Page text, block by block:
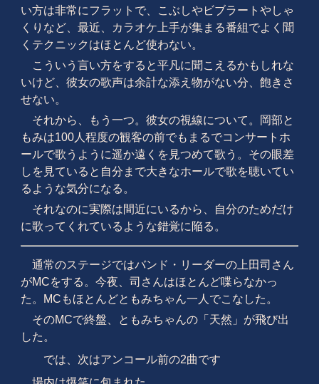
い方は非常にフラットで、こぶしやビブラートやしゃ
くりなど、最近、カラオケ上手が集まる番組でよく聞
くテクニックはほとんど使わない。
こういう言い方をすると平凡に聞こえるかもしれな
いけど、彼女の歌声は余計な添え物がない分、飽きさ
せない。
それから、もう一つ。彼女の視線について。岡部と
もみは100人程度の観客の前でもまるでコンサートホ
ールで歌うように遥か遠くを見つめて歌う。その眼差
しを見ていると自分まで大きなホールで歌を聴いてい
るような気分になる。
それなのに実際は間近にいるから、自分のためだけ
に歌ってくれているような錯覚に陥る。
通常のステージではバンド・リーダーの上田司さん
がMCをする。今夜、司さんはほとんど喋らなかっ
た。MCもほとんどともみちゃん一人でこなした。
そのMCで終盤、ともみちゃんの「天然」が飛び出
した。
では、次はアンコール前の2曲です